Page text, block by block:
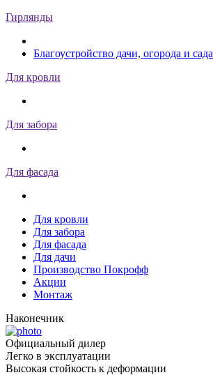
Гирлянды
Благоустройство дачи, огорода и сада
Для кровли
Для забора
Для фасада
Для кровли
Для забора
Для фасада
Для дачи
Производство Покрофф
Акции
Монтаж
Наконечник
Официальный дилер
Легко в эксплуатации
Высокая стойкость к деформации